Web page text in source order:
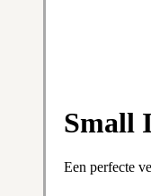
Small
Een perfecte